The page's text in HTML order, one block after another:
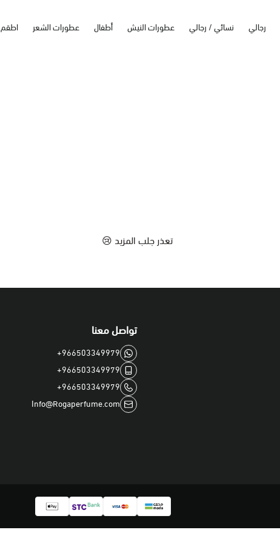
رجالي نسائي / رجالي عطورات النيش أطفال عطورات الشعر اطقم
تعذر جلب المزيد 😢
تواصل معنا
+966503349979
+966503349979
+966503349979
Info@Rogaperfume.com